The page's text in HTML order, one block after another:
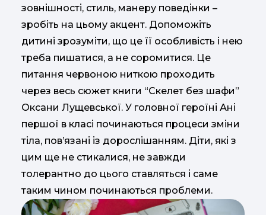
зовнішності, стиль, манеру поведінки –
зробіть на цьому акцент. Допоможіть
дитині зрозуміти, що це її особливість і нею
треба пишатися, а не соромитися. Це
питання червоною ниткою проходить
через весь сюжет книги “Скелет без шафи”
Оксани Лущевської. У головної героїні Ані
першої в класі починаються процеси зміни
тіла, пов’язані із дорослішанням. Діти, які з
цим ще не стикалися, не завжди
толерантно до цього ставляться і саме
таким чином починаються проблеми.